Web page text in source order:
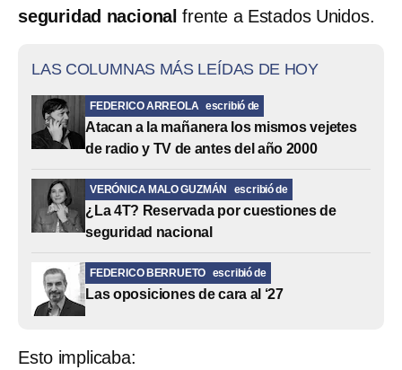
seguridad nacional frente a Estados Unidos.
LAS COLUMNAS MÁS LEÍDAS DE HOY
FEDERICO ARREOLA escribió de
Atacan a la mañanera los mismos vejetes
de radio y TV de antes del año 2000
VERÓNICA MALO GUZMÁN escribió de
¿La 4T? Reservada por cuestiones de
seguridad nacional
FEDERICO BERRUETO escribió de
Las oposiciones de cara al ‘27
Esto implicaba: